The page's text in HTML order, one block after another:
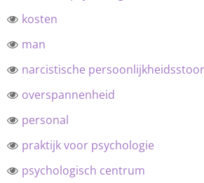
kosten
man
narcistische
overspannenheid
personal
praktijk voor psychologie
psychologisch centrum